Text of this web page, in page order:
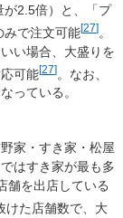
が2.5倍）と、「プ
みで注文可能[27] 。
い場合、大盛りを
可能[27]。なお、
っている。
家・すき家・松屋
はすき家が最も多
舗を出店している
けた店舗数で、大